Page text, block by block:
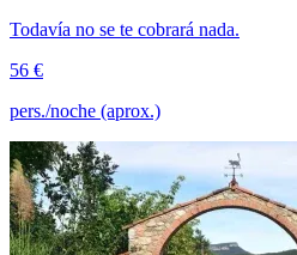
Todavía no se te cobrará nada.
56 €
pers./noche (aprox.)